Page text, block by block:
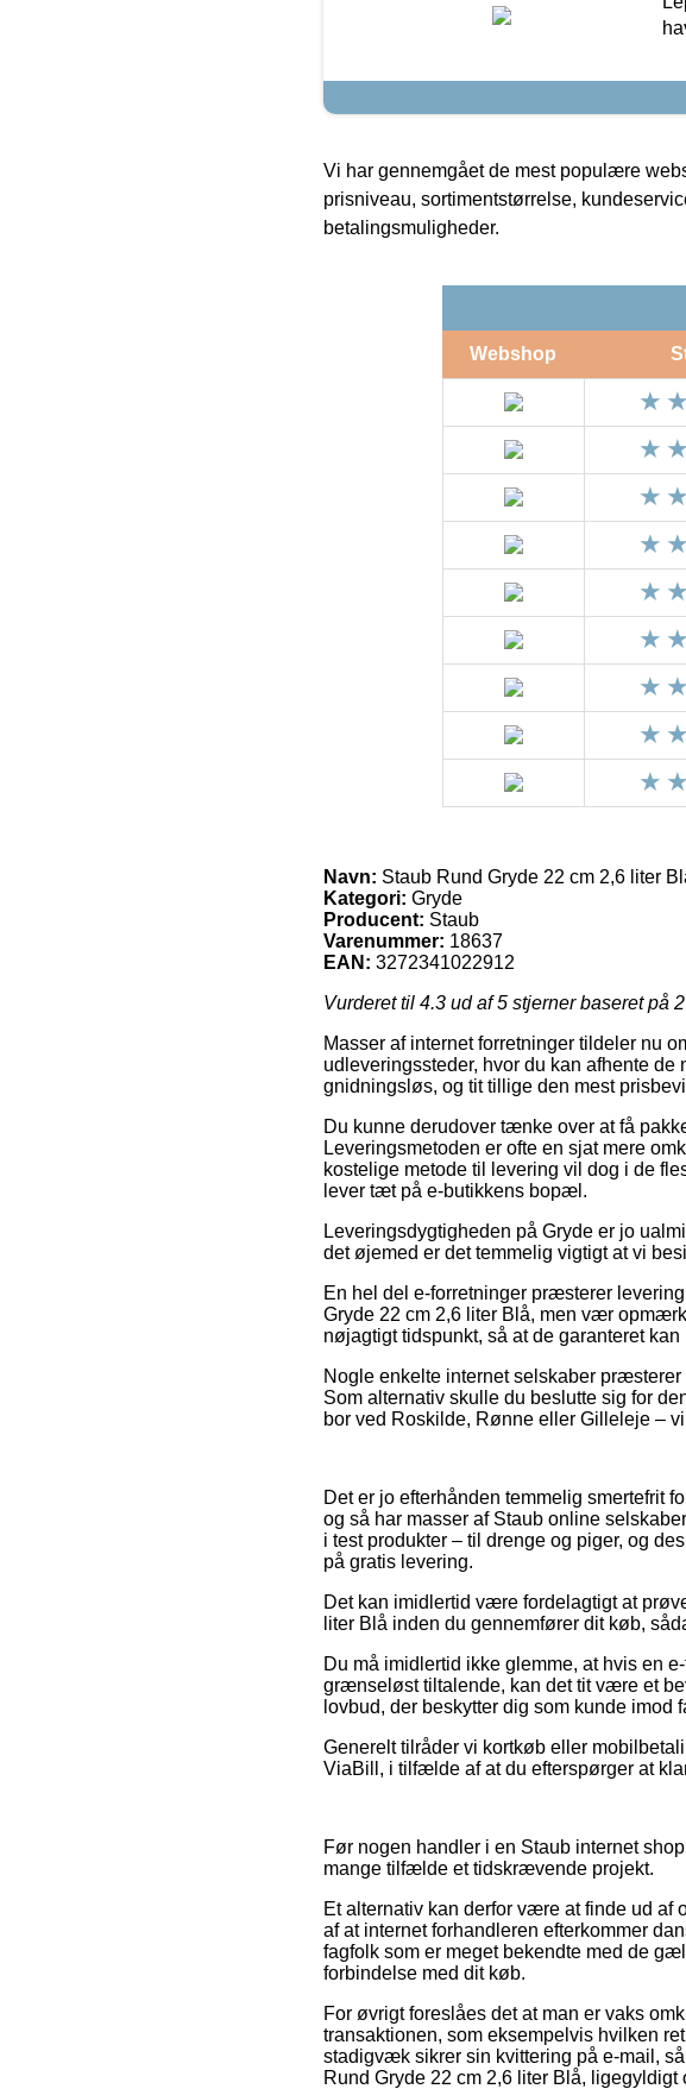
Vi har gennemgået de mest populære
prisniveau, sortimentstørrelse,
betalingsmuligheder.
Webshop
Navn: Staub Rund Gryde 22 cm 2,6 liter
Kategori: Gryde
Producent: Staub
Varenummer: 18637
EAN: 3272341022912
Vurderet til 4.3 ud af 5 stjerner baseret på
Masser af internet forretninger tildeler nu
udleveringssteder, hvor du kan afhente
gnidningsløs, og tit tillige den mest
Du kunne derudover tænke over at få
Leveringsmetoden er ofte en sjat mere
kostelige metode til levering vil dog i de
lever tæt på e-butikkens bopæl.
Leveringsdygtigheden på Gryde er jo
det øjemed er det temmelig vigtigt at vi
En hel del e-forretninger præsterer
Gryde 22 cm 2,6 liter Blå, men vær
nøjagtigt tidspunkt, så at de garanteret
Nogle enkelte internet selskaber præsterer
Som alternativ skulle du beslutte sig for
bor ved Roskilde, Rønne eller Gilleleje –
Det er jo efterhånden temmelig smertefrit
og så har masser af Staub online
i test produkter – til drenge og piger, og
på gratis levering.
Det kan imidlertid være fordelagtigt at
liter Blå inden du gennemfører dit køb,
Du må imidlertid ikke glemme, at hvis en
grænseløst tiltalende, kan det tit være et
lovbud, der beskytter dig som kunde imod
Generelt tilråder vi kortkøb eller
ViaBill, i tilfælde af at du efterspørger at
Før nogen handler i en Staub internet
mange tilfælde et tidskrævende projekt.
Et alternativ kan derfor være at finde ud
af at internet forhandleren efterkommer
fagfolk som er meget bekendte med de
forbindelse med dit køb.
For øvrigt foreslåes det at man er vaks
transaktionen, som eksempelvis hvilken
stadigvæk sikrer sin kvittering på e-mail,
Rund Gryde 22 cm 2,6 liter Blå,